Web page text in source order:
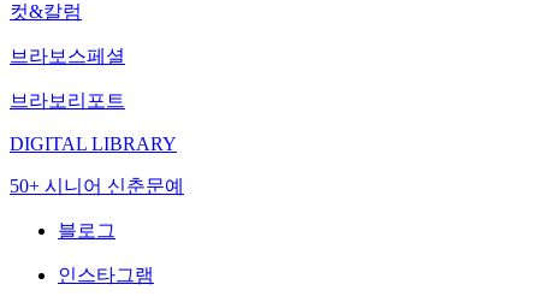
컷&칼럼
브라보스페셜
브라보리포트
DIGITAL LIBRARY
50+ 시니어 신춘문예
블로그
인스타그램